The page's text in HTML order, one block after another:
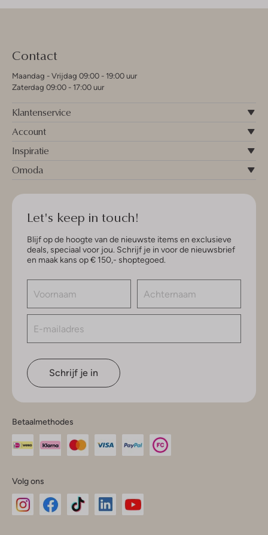
Contact
Maandag - Vrijdag 09:00 - 19:00 uur
Zaterdag 09:00 - 17:00 uur
Klantenservice
Account
Inspiratie
Omoda
Let's keep in touch!
Blijf op de hoogte van de nieuwste items en exclusieve
deals, speciaal voor jou. Schrijf je in voor de nieuwsbrief
en maak kans op € 150,- shoptegoed.
Schrijf je in
Betaalmethodes
Volg ons